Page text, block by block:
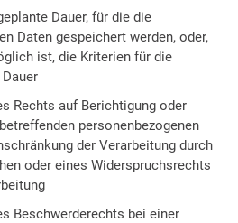
Dauer, für die die
Daten gespeichert werden, oder,
ist, die Kriterien für die
Rechts auf Berichtigung oder
personenbezogenen
der Verarbeitung durch
oder eines Widerspruchsrechts
Beschwerderechts bei einer